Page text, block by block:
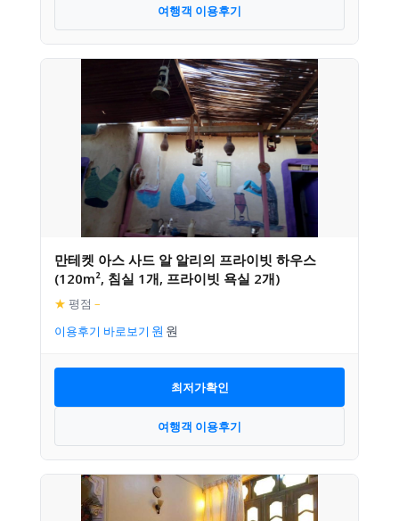
여행객 이용후기
만테켓 아스 사드 알 알리의 프라이빗 하우스
(120m², 침실 1개, 프라이빗 욕실 2개)
★ 평점 –
이용후기 바로보기
최저가확인
여행객 이용후기